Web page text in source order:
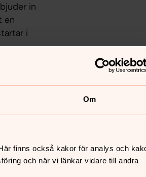
Om
finns också kakor för analys och
och när vi länkar vidare till andra
in
en
i
Det finns
Be